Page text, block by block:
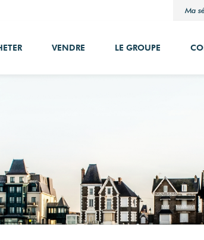
Ma
VENDRE LE GROUPE